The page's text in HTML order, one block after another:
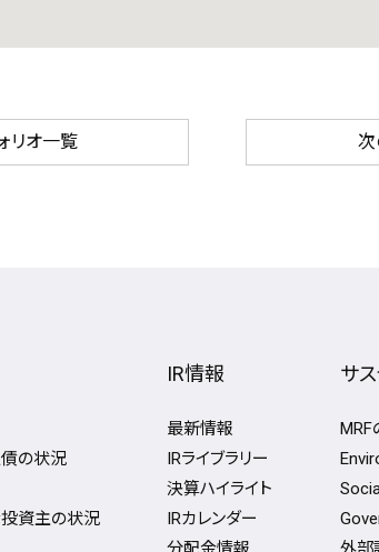
リオ一覧 次
の状況
資主の状況
IR情報
最新情報
IRライブラリー
決算ハイライト
IRカレンダー
サ
MRF